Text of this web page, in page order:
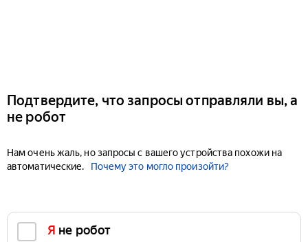
Подтвердите, что запросы отправляли вы, а
не робот
Нам очень жаль, но запросы с вашего устройства похожи на
автоматические.
Почему это могло произойти?
Я не робот